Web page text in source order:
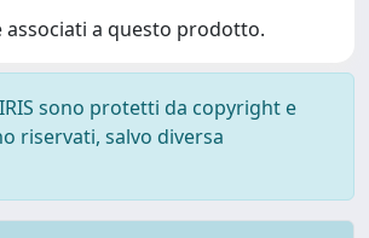
associati a questo prodotto.
sono protetti da copyright e
riservati, salvo diversa